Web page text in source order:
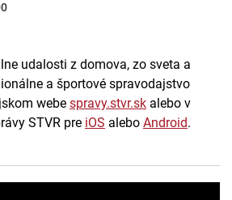
udalosti z domova, zo sveta a
a športové spravodajstvo
webe spravy.stvr.sk alebo v
STVR pre iOS alebo Android.